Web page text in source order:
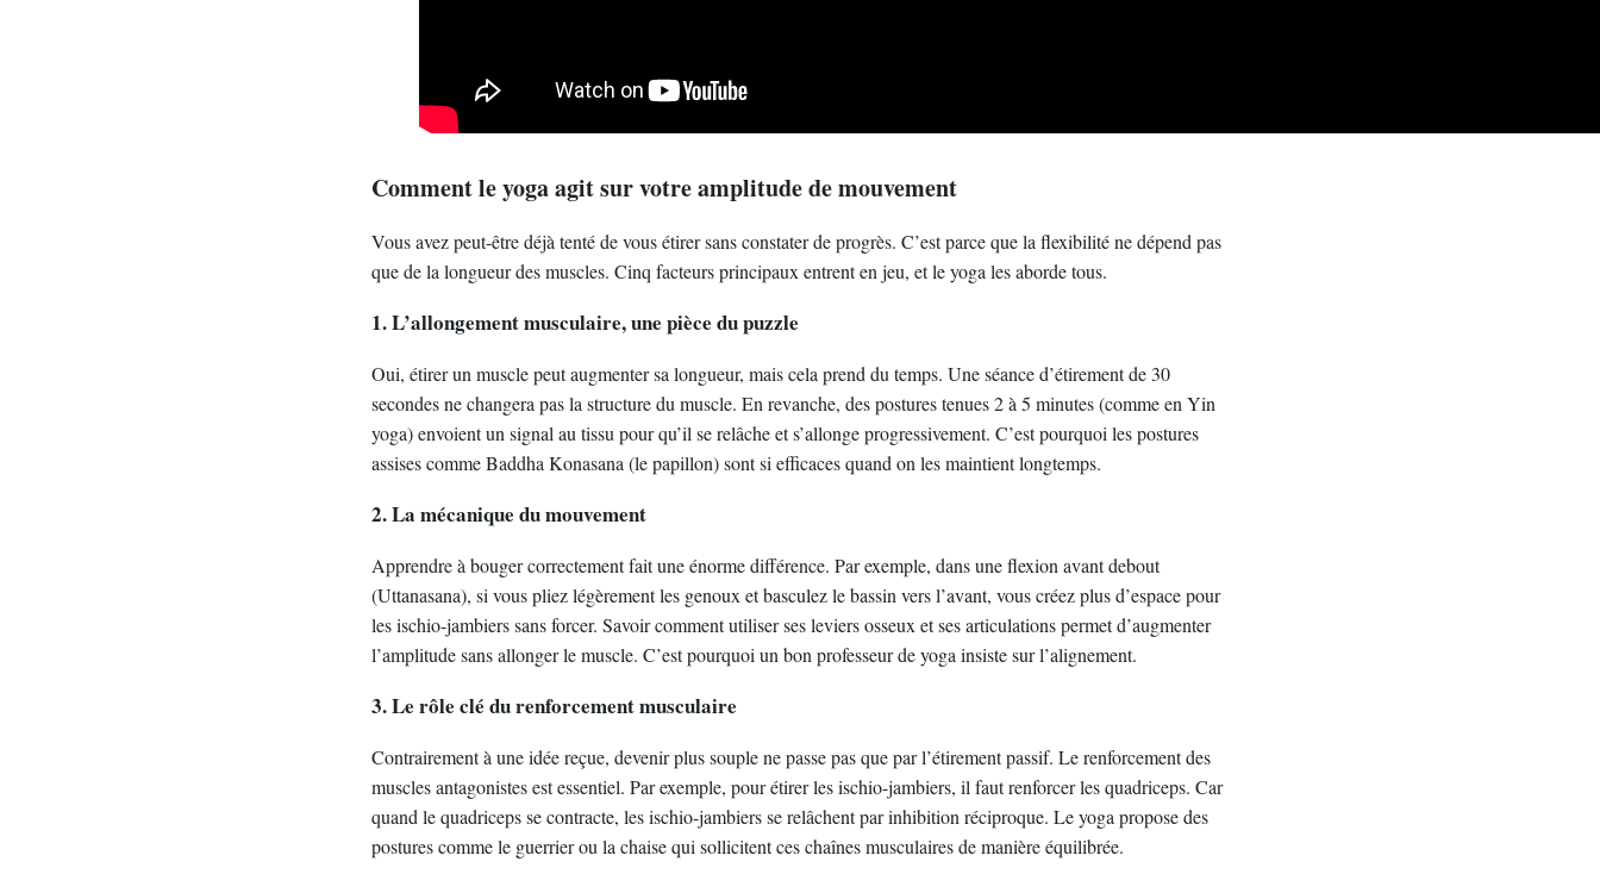
Comment le yoga agit sur votre amplitude de mouvement
Vous avez peut-être déjà tenté de vous étirer sans constater de progrès. C’est parce que la flexibilité ne dépend pas
que de la longueur des muscles. Cinq facteurs principaux entrent en jeu, et le yoga les aborde tous.
1. L’allongement musculaire, une pièce du puzzle
Oui, étirer un muscle peut augmenter sa longueur, mais cela prend du temps. Une séance d’étirement de 30
secondes ne changera pas la structure du muscle. En revanche, des postures tenues 2 à 5 minutes (comme en Yin
yoga) envoient un signal au tissu pour qu’il se relâche et s’allonge progressivement. C’est pourquoi les postures
assises comme Baddha Konasana (le papillon) sont si efficaces quand on les maintient longtemps.
2. La mécanique du mouvement
Apprendre à bouger correctement fait une énorme différence. Par exemple, dans une flexion avant debout
(Uttanasana), si vous pliez légèrement les genoux et basculez le bassin vers l’avant, vous créez plus d’espace pour
les ischio-jambiers sans forcer. Savoir comment utiliser ses leviers osseux et ses articulations permet d’augmenter
l’amplitude sans allonger le muscle. C’est pourquoi un bon professeur de yoga insiste sur l’alignement.
3. Le rôle clé du renforcement musculaire
Contrairement à une idée reçue, devenir plus souple ne passe pas que par l’étirement passif. Le renforcement des
muscles antagonistes est essentiel. Par exemple, pour étirer les ischio-jambiers, il faut renforcer les quadriceps. Car
quand le quadriceps se contracte, les ischio-jambiers se relâchent par inhibition réciproque. Le yoga propose des
postures comme le guerrier ou la chaise qui sollicitent ces chaînes musculaires de manière équilibrée.